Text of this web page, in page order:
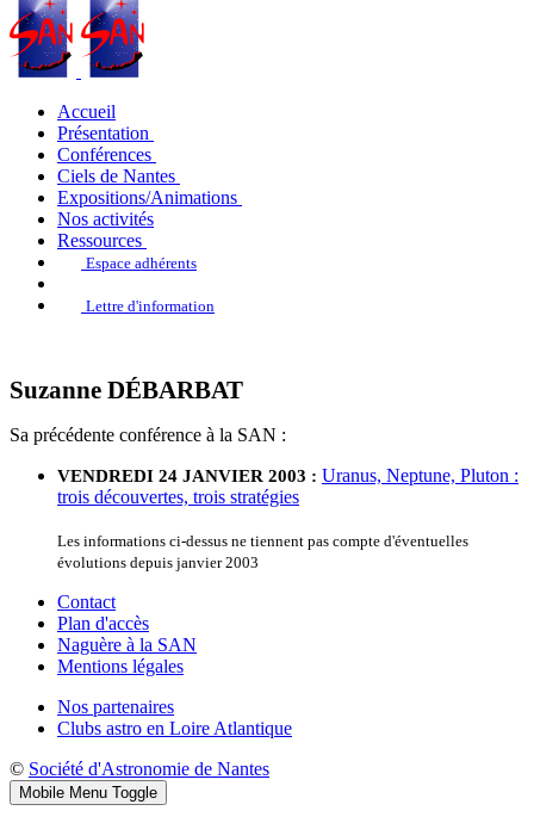
Accueil
Présentation
Conférences
Ciels de Nantes
Expositions/Animations
Nos activités
Ressources
Espace adhérents
Lettre d'information
Suzanne DÉBARBAT
Sa précédente conférence à la SAN :
VENDREDI 24 JANVIER 2003 : Uranus, Neptune, Pluton :
trois découvertes, trois stratégies
Les informations ci-dessus ne tiennent pas compte d'éventuelles
évolutions depuis janvier 2003
Contact
Plan d'accès
Naguère à la SAN
Mentions légales
Nos partenaires
Clubs astro en Loire Atlantique
© Société d'Astronomie de Nantes
Mobile Menu Toggle